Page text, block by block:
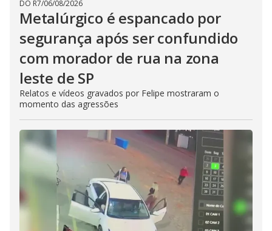
DO R7/06/08/2026
Metalúrgico é espancado por
segurança após ser confundido
com morador de rua na zona
leste de SP
Relatos e vídeos gravados por Felipe mostraram o
momento das agressões